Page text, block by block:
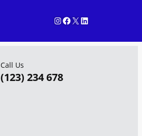
Call Us
(123) 234 678
InstagramFacebook X LinkedIn